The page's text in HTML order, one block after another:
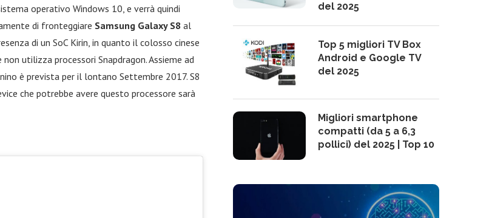
operativo Windows 10, e verrà quindi
di fronteggiare Samsung Galaxy S8 al
di un SoC Kirin, in quanto il colosso cinese
utilizza processori Snapdragon. Assieme ad
è prevista per il lontano Settembre 2017. S8
che potrebbe avere questo processore sarà
del 2025
Top 5 migliori TV Box
Android e Google TV
del 2025
Migliori smartphone
compatti (da 5 a 6,3
pollici) del 2025 | Top 10